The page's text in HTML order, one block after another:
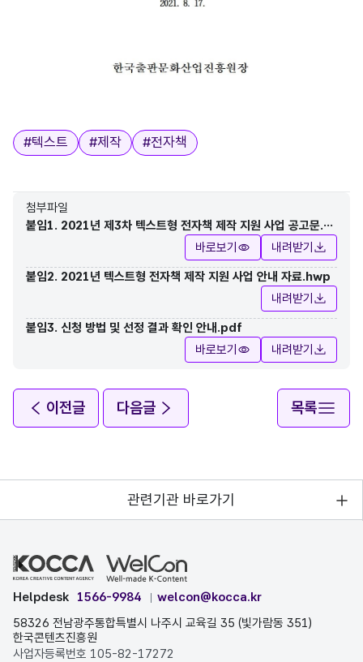
태그
#텍스트 #제작 #전자책
첨부파일
붙임1. 2021년 제3차 텍스트형 전자책 제작 지원 사업 공고문.p
바로보기
내려받기
붙임2. 2021년 텍스트형 전자책 제작 지원 사업 안내 자료.hwp
내려받기
붙임3. 신청 방법 및 선정 결과 확인 안내.pdf
바로보기
내려받기
이전글 다음글 목록
관련기관 바로가기
Helpdesk 1566-9984
welcon@kocca.kr
58326 전남광주통합특별시 나주시 교육길 35 (빛가람동 351)
한국콘텐츠진흥원
사업자등록번호 105-82-17272